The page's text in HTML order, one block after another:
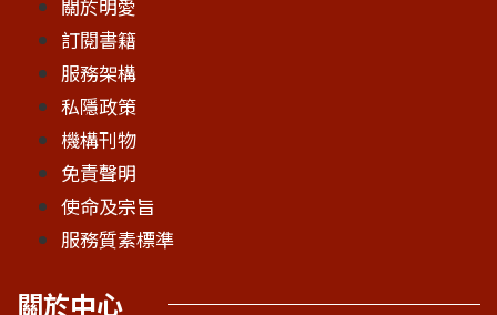
關於明愛
訂閱書籍
服務架構
私隱政策
機構刊物
免責聲明
使命及宗旨
服務質素標準
關於中心